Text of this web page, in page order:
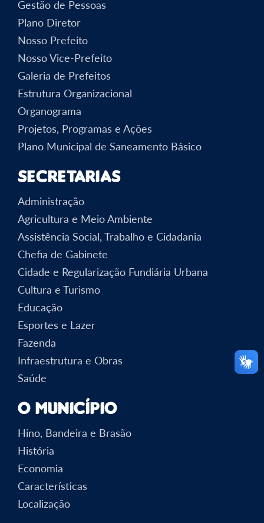
Gestão de Pessoas
Plano Diretor
Nosso Prefeito
Nosso Vice-Prefeito
Galeria de Prefeitos
Estrutura Organizacional
Organograma
Projetos, Programas e Ações
Plano Municipal de Saneamento Básico
Secretarias
Administração
Agricultura e Meio Ambiente
Assistência Social, Trabalho e Cidadania
Chefia de Gabinete
Cidade e Regularização Fundiária Urbana
Cultura e Turismo
Educação
Esportes e Lazer
Fazenda
Infraestrutura e Obras
Saúde
O Município
Hino, Bandeira e Brasão
História
Economia
Características
Localização